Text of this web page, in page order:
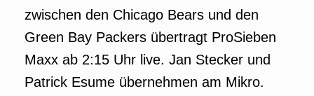
zwischen den Chicago Bears und den
Green Bay Packers übertragt ProSieben
Maxx ab 2:15 Uhr live. Jan Stecker und
Patrick Esume übernehmen am Mikro.